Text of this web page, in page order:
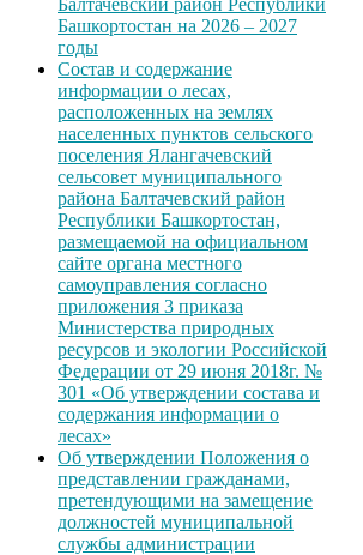
Балтачевский район Республики
Башкортостан на 2026 – 2027
годы
Состав и содержание
информации о лесах,
расположенных на землях
населенных пунктов сельского
поселения Ялангачевский
сельсовет муниципального
района Балтачевский район
Республики Башкортостан,
размещаемой на официальном
сайте органа местного
самоуправления согласно
приложения 3 приказа
Министерства природных
ресурсов и экологии Российской
Федерации от 29 июня 2018г. №
301 «Об утверждении состава и
содержания информации о
лесах»
Об утверждении Положения о
представлении гражданами,
претендующими на замещение
должностей муниципальной
службы администрации